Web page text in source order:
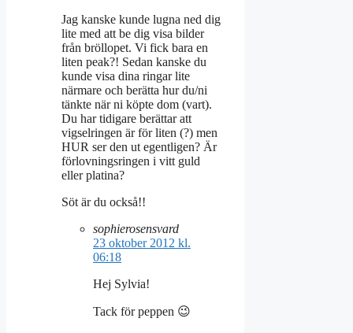
Jag kanske kunde lugna ned dig
lite med att be dig visa bilder
från bröllopet. Vi fick bara en
liten peak?! Sedan kanske du
kunde visa dina ringar lite
närmare och berätta hur du/ni
tänkte när ni köpte dom (vart).
Du har tidigare berättar att
vigselringen är för liten (?) men
HUR ser den ut egentligen? Är
förlovningsringen i vitt guld
eller platina?
Söt är du också!!
sophierosensvard
23 oktober 2012 kl.
06:18
Hej Sylvia!
Tack för peppen 😉